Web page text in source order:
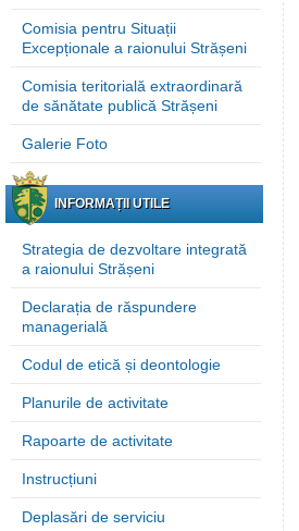
Comisia pentru Situații
Excepționale a raionului Strășeni
Comisia teritorială extraordinară
de sănătate publică Strășeni
Galerie Foto
INFORMAȚII UTILE
Strategia de dezvoltare integrată
a raionului Strășeni
Declarația de răspundere
managerială
Codul de etică și deontologie
Planurile de activitate
Rapoarte de activitate
Instrucțiuni
Deplasări de serviciu